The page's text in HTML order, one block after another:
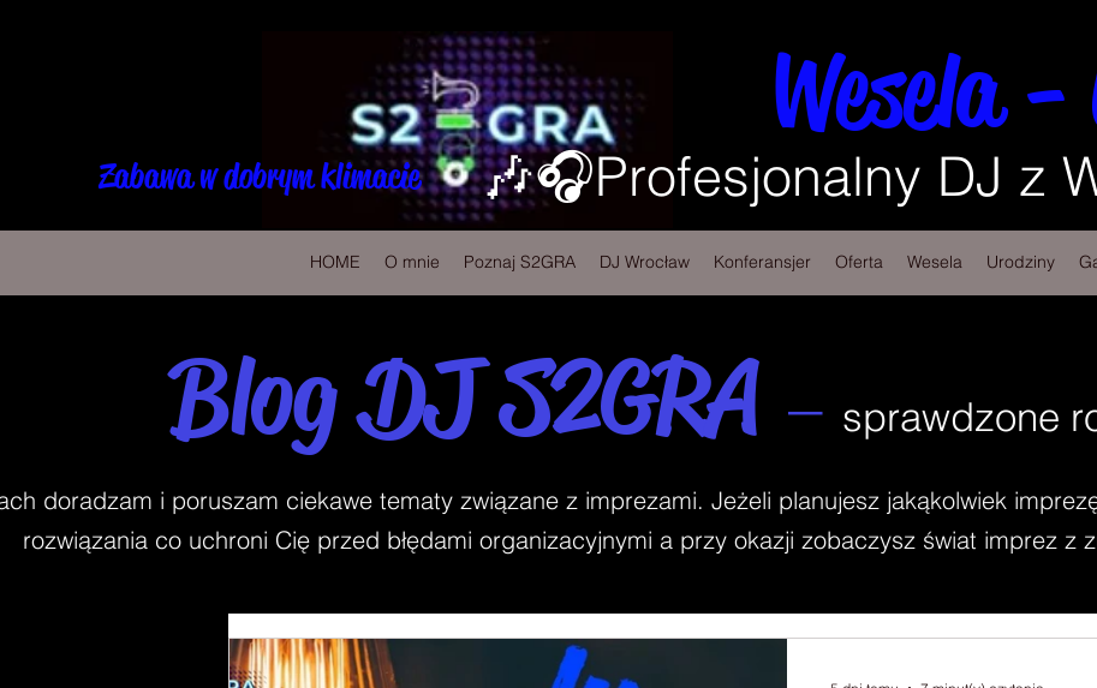
Wesela
🎶🎧Profesjonalny DJ z
Zabawa w dobrym klimacie
HOME O mnie Poznaj S2GRA DJ Wrocław Konferansjer Oferta Wesela Urodziny
Blog DJ S2GRA – sprawdzone
doradzam i poruszam ciekawe tematy związane z imprezami. Jeżeli planujesz jakąkolwiek
rozwiązania co uchroni Cię przed błędami organizacyjnymi a przy okazji zobaczysz świat imprez z